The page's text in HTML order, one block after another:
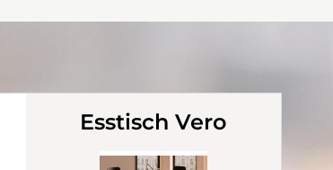
Esstisch Vero